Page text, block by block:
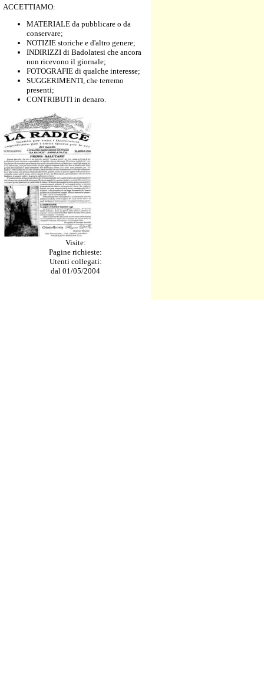
ACCETTIAMO:
MATERIALE da pubblicare o da
conservare;
NOTIZIE storiche e d'altro genere;
INDIRIZZI di Badolatesi che ancora
non ricevono il giornale;
FOTOGRAFIE di qualche interesse;
SUGGERIMENTI, che terremo
presenti;
CONTRIBUTI in denaro.
Visite:
Pagine richieste:
Utenti collegati:
dal 01/05/2004